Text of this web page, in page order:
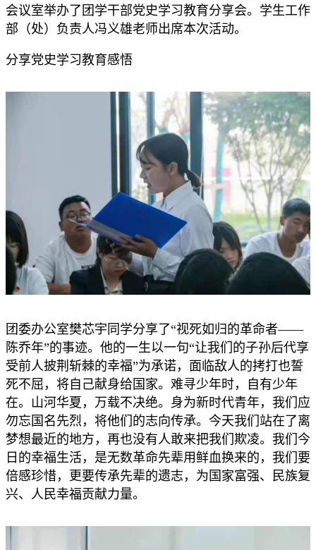
会议室举办了团学干部党史学习教育分享会。学生工作
部（处）负责人冯义雄老师出席本次活动。
分享党史学习教育感悟
团委办公室樊芯宇同学分享了“视死如归的革命者——
陈乔年”的事迹。他的一生以一句“让我们的子孙后代享
受前人披荆斩棘的幸福”为承诺，面临敌人的拷打也誓
死不屈，将自己献身给国家。难寻少年时，自有少年
在。山河华夏，万载不决绝。身为新时代青年，我们应
勿忘国名先烈，将他们的志向传承。今天我们站在了离
梦想最近的地方，再也没有人敢来把我们欺凌。我们今
日的幸福生活，是无数革命先辈用鲜血换来的，我们要
倍感珍惜，更要传承先辈的遗志，为国家富强、民族复
兴、人民幸福贡献力量。